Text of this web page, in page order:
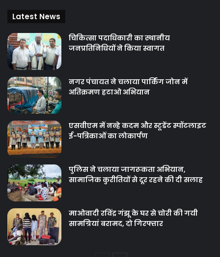
Latest News
चिकित्‍सा पदाधिकारी का स्थानीय
जनप्रतिनिधियों ने किया स्वागत
नगर पंचायत ने चलाया पार्किंग जोन में
अतिक्रमण हटाओ अभियान
एसवीएम में नन्हे कदम और स्टूडेंट स्पॉटलाइट
ई-पत्रिकाओं का लोकार्पण
पुलिस ने चलाया जागरूकता अभियान,
सामाजिक कुरीतियों से दूर रहने की दी सलाह
माओवादी रविंद्र गंझू के घर से चोरी की गयी
सामग्रियां बरामद, दो गिरफ्तार